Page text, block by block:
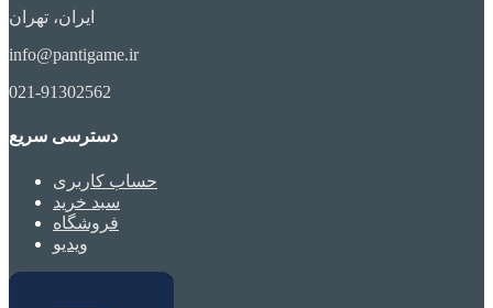
ایران، تهران
info@pantigame.ir
021-91302562
دسترسی سریع
حساب کاربری
سبد خرید
فروشگاه
ویدیو